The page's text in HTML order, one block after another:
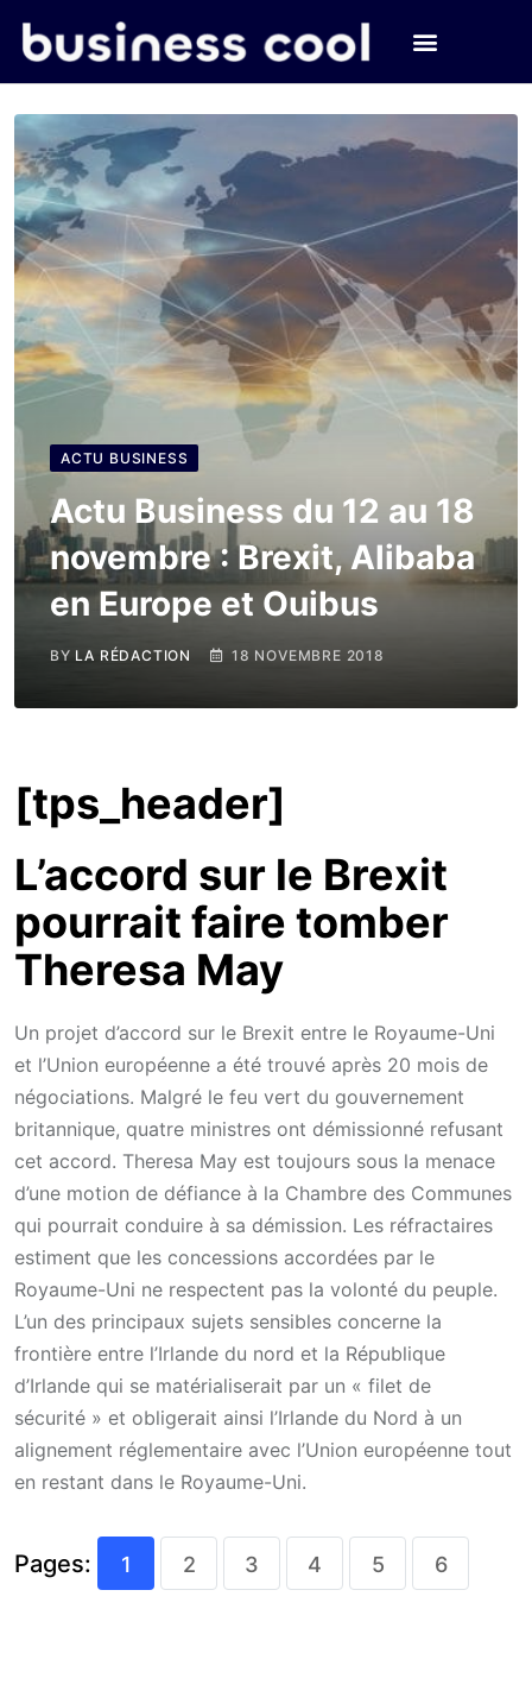
ACTU BUSINESS
Actu Business du 12 au 18
novembre : Brexit, Alibaba
en Europe et Ouibus
BY LA RÉDACTION 18 NOVEMBRE 2018
[tps_header]
L’accord sur le Brexit
pourrait faire tomber
Theresa May
Un projet d’accord sur le Brexit entre le Royaume-Uni
et l’Union européenne a été trouvé après 20 mois de
négociations. Malgré le feu vert du gouvernement
britannique, quatre ministres ont démissionné refusant
cet accord. Theresa May est toujours sous la menace
d’une motion de défiance à la Chambre des Communes
qui pourrait conduire à sa démission. Les réfractaires
estiment que les concessions accordées par le
Royaume-Uni ne respectent pas la volonté du peuple.
L’un des principaux sujets sensibles concerne la
frontière entre l’Irlande du nord et la République
d’Irlande qui se matérialiserait par un « filet de
sécurité » et obligerait ainsi l’Irlande du Nord à un
alignement réglementaire avec l’Union européenne tout
en restant dans le Royaume-Uni.
Pages: 1 2 3 4 5 6